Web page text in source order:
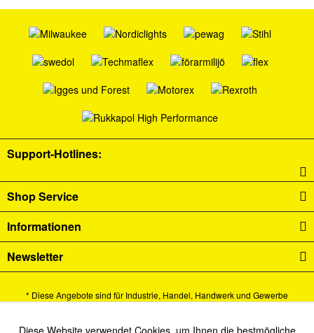
Support-Hotlines:
Shop Service
Informationen
Newsletter
* Diese Angebote sind für Industrie, Handel, Handwerk und Gewerbe
Alle Preise verstehen sich zzgl. Mehrwertsteuer undVersandkostenund ggf.
Aktiv
Diese Website verwendet Cookies, um Ihnen die bestmögliche